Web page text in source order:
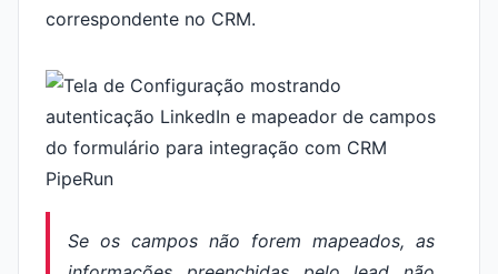
correspondente no CRM.
Se os campos não forem mapeados, as